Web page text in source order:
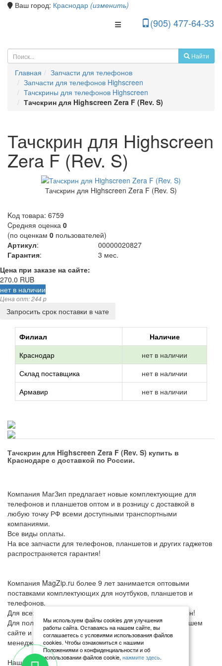
Ваш город: Краснодар (изменить)
(905) 477-64-33
Toggle Navigation
Найти
Главная
Запчасти для телефонов
Запчасти для телефонов Highscreen
Тачскрины для телефонов Highscreen
Тачскрин для Highscreen Zera F (Rev. S)
Тачскрин для Highscreen
Zera F (Rev. S)
Тачскрин для Highscreen Zera F (Rev. S)
Kод товара: 6759
Cредняя оценка 0
(по оценкам 0 пользователей)
Артикул:
00000020827
Гарантия:
3 мес.
Цена при заказе на сайте:
270.0 RUB
нет в наличии
Цена опт: 244 p
Запросить срок поставки в чате
Филиал
Наличие
Краснодар
нет в наличии
Склад поставщика
нет в наличии
Армавир
нет в наличии
Тачскрин для Highscreen Zera F (Rev. S) купить в
Краснодаре с доставкой по России.
Компания МагЗип предлагает новые комплектующие для
телефонов и планшетов оптом и в розницу с доставкой в
любую точку РФ всеми доступными транспортными
компаниями.
Все виды оплаты.
На все запчасти для телефонов, планшетов и других гаджетов
распространяется гарантия!
Компания MagZip.ru более 9 лет занимается оптовыми
поставками комплектующих для ноутбуков, планшетов и
телефонов.
Для всех мастеров предусмотрены оптовые колонки цен!
Для получения оптовой цены: зарегистрируйтесь на нашем
сайте и напишите в чат или свяжитесь по телефону с
менеджерами
Наш склад пополняется еженедельно!
Мы используем файлы cookies для улучшения
работы сайта. Оставаясь на нашем сайте, вы
соглашаетесь с условиями использования файлов
cookies. Чтобы ознакомиться с нашими
Положениями о конфиденциальности и об
использовании файлов cookie,нажмите здесь.